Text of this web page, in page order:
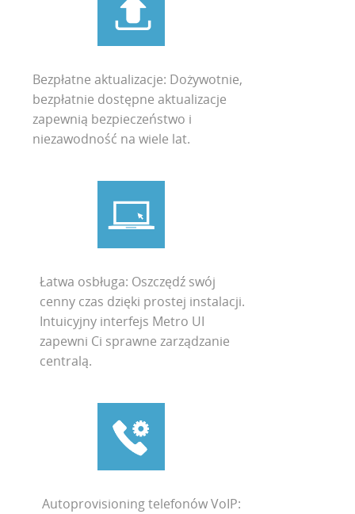
Bezpłatne aktualizacje: Dożywotnie,
bezpłatnie dostępne aktualizacje
zapewnią bezpieczeństwo i
niezawodność na wiele lat.
Łatwa osbługa: Oszczędź swój
cenny czas dzięki prostej instalacji.
Intuicyjny interfejs Metro UI
zapewni Ci sprawne zarządzanie
centralą.
Autoprovisioning telefonów VoIP: